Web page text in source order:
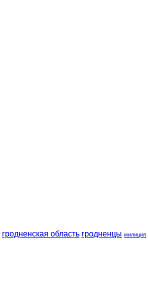
гродненская область гродненцы милиция